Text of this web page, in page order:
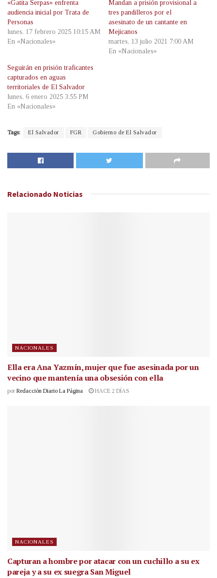
«Gatita Serpas» enfrenta
audiencia inicial por Trata de
Personas
lunes, 17 febrero 2025 10:15 AM
En «Nacionales»
Mandan a prisión provisional a
tres pandilleros por el
asesinato de un cantante en
Mejicanos
martes, 13 julio 2021 7:00 AM
En «Nacionales»
Seguirán en prisión traficantes
capturados en aguas
territoriales de El Salvador
lunes, 6 enero 2025 3:55 PM
En «Nacionales»
Tags: El Salvador FGR Gobierno de El Salvador
Relacionado Noticias
NACIONALES
Ella era Ana Yazmín, mujer que fue asesinada por un
vecino que mantenía una obsesión con ella
por Redacción Diario La Página HACE 2 DÍAS
NACIONALES
Capturan a hombre por atacar con un cuchillo a su ex
pareja y a su ex suegra San Miguel